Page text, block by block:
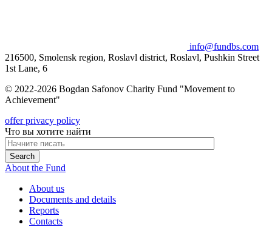
info@fundbs.com
216500, Smolensk region, Roslavl district, Roslavl, Pushkin Street
1st Lane, 6
© 2022-2026 Bogdan Safonov Charity Fund "Movement to
Achievement"
offerprivacy policy
Что вы хотите найти
About the Fund
About us
Documents and details
Reports
Contacts